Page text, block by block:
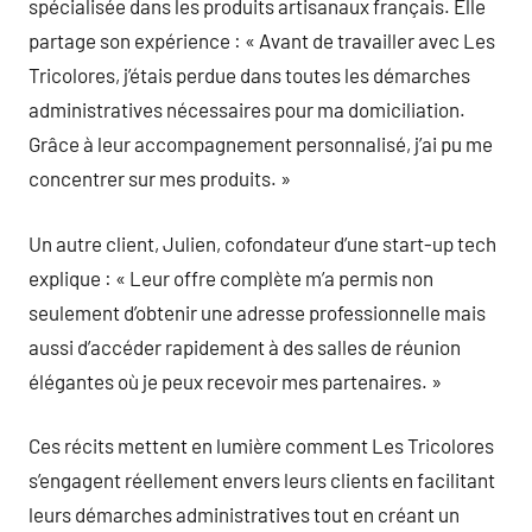
spécialisée dans les produits artisanaux français. Elle
partage son expérience : « Avant de travailler avec Les
Tricolores, j’étais perdue dans toutes les démarches
administratives nécessaires pour ma domiciliation.
Grâce à leur accompagnement personnalisé, j’ai pu me
concentrer sur mes produits. »
Un autre client, Julien, cofondateur d’une start-up tech
explique : « Leur offre complète m’a permis non
seulement d’obtenir une adresse professionnelle mais
aussi d’accéder rapidement à des salles de réunion
élégantes où je peux recevoir mes partenaires. »
Ces récits mettent en lumière comment Les Tricolores
s’engagent réellement envers leurs clients en facilitant
leurs démarches administratives tout en créant un